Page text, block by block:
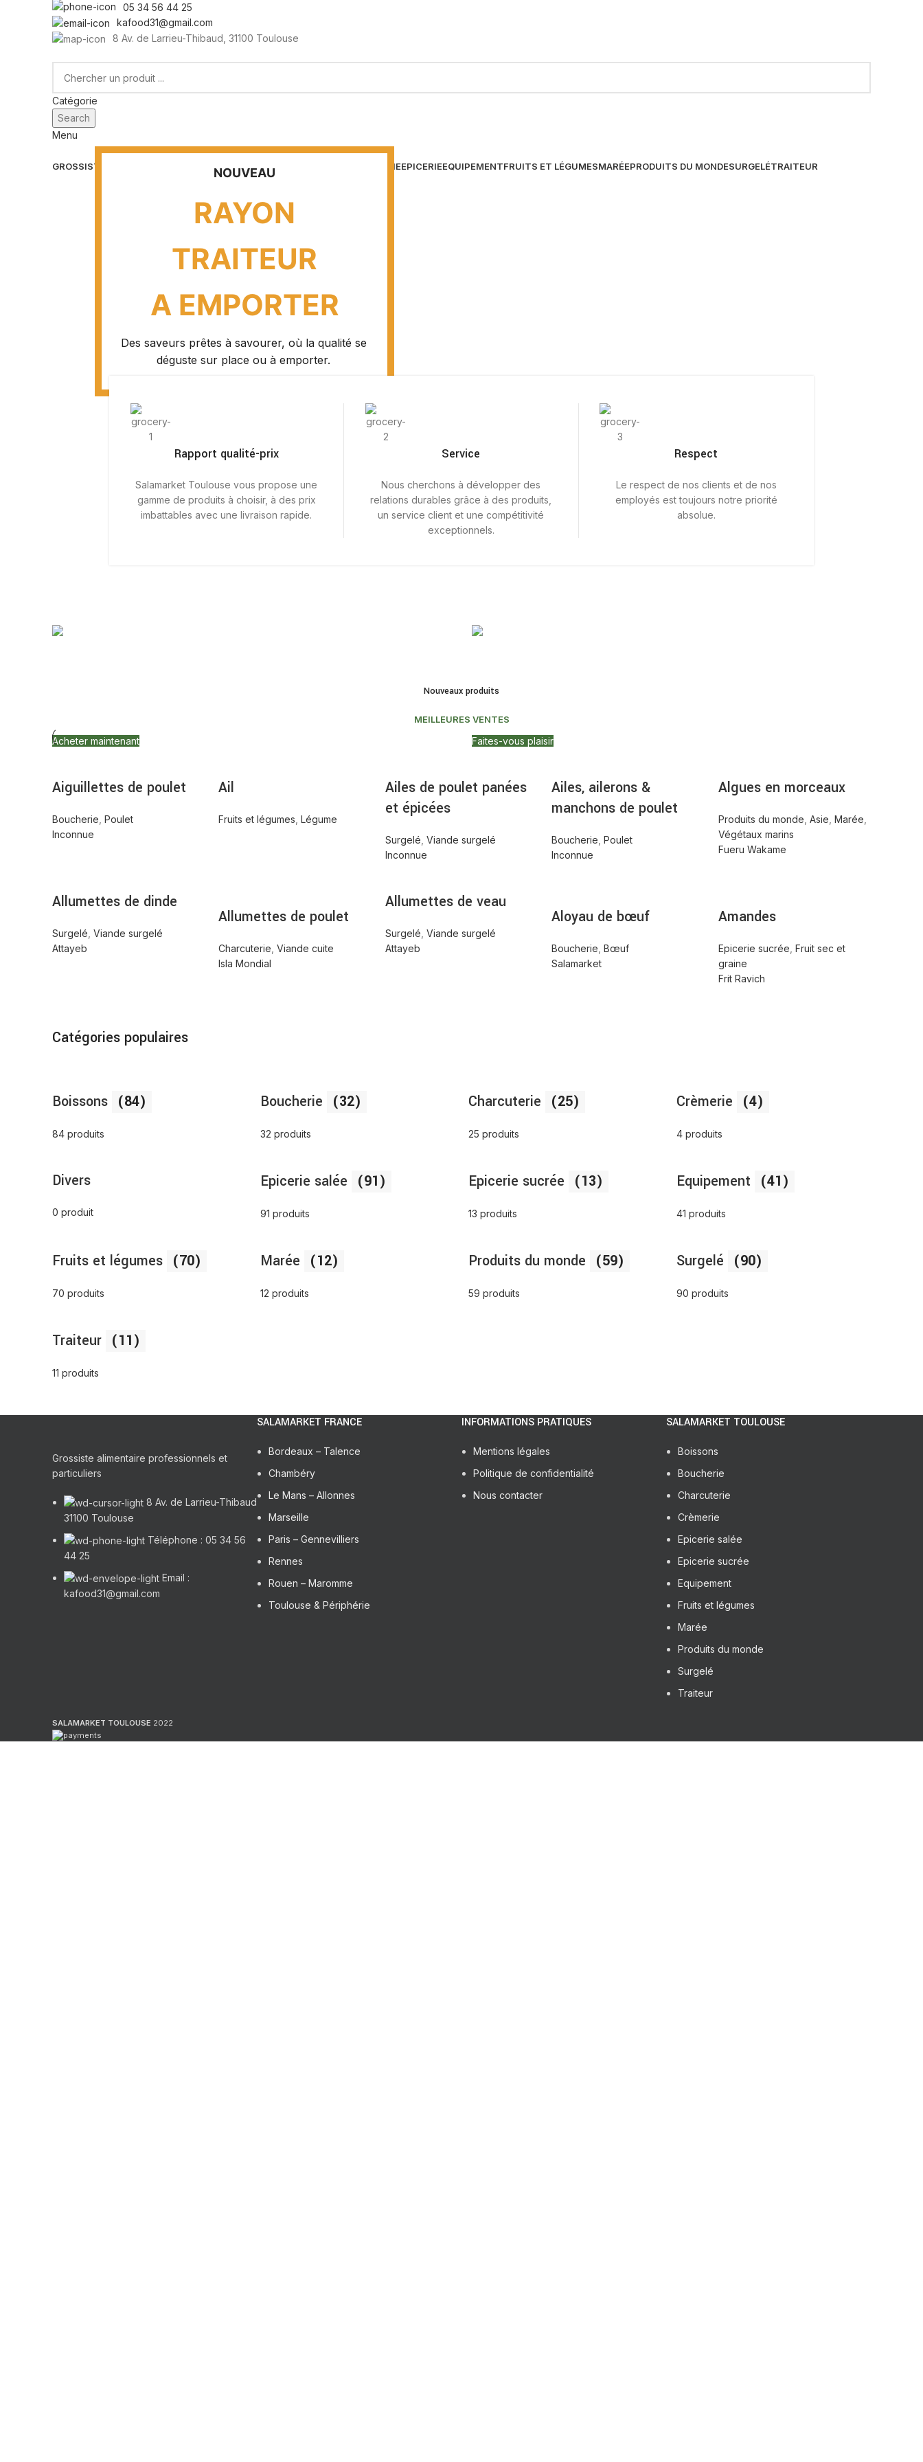
05 34 56 44 25
kafood31@gmail.com
8 Av. de Larrieu-Thibaud, 31100 Toulouse
Catégorie
Search
Menu
GROSSISTE PROFESSIONEL BOUCHERIE – CHARCUTERIE CRÈMERIEEPICERIEEQUIPEMENTFRUITS ET LÉGUMESMARÉEPRODUITS DU MONDESURGELÉTRAITEUR
NOUVEAU
RAYON
TRAITEUR
A EMPORTER
Des saveurs prêtes à savourer, où la qualité se
déguste sur place ou à emporter.
Rapport qualité-prix
Salamarket Toulouse vous propose une
gamme de produits à choisir, à des prix
imbattables avec une livraison rapide.
Service
Nous cherchons à développer des
relations durables grâce à des produits,
un service client et une compétitivité
exceptionnels.
Respect
Le respect de nos clients et de nos
employés est toujours notre priorité
absolue.
Acheter maintenant
Les frites se marient parfaitement avec
le reste !
Faites-vous plaisir
Nouveaux produits
MEILLEURES VENTES
Aiguillettes de poulet
Boucherie Poulet
Inconnue
Ail
Fruits et légumes ,Légume
Ailes de poulet panées
et épicées
Surgelé Viande surgelé
Inconnue
Ailes, ailerons &
manchons de poulet
Boucherie ,Poulet
Inconnue
Algues en morceaux
Produits du monde Asie Marée
Végétaux marins
Fueru Wakame
Allumettes de dinde
Surgelé Viande surgelé
Attayeb
Allumettes de poulet
Charcuterie ,Viande cuite
Isla Mondial
Allumettes de veau
Surgelé Viande surgelé
Attayeb
Aloyau de bœuf
Boucherie ,Bœuf
Salamarket
Amandes
Epicerie sucrée Fruit sec et
graine
Frit Ravich
Catégories populaires
Boissons (84)
84 produits
Boucherie (32)
32 produits
Charcuterie (25)
25 produits
Crèmerie (4)
4 produits
Divers
0 produit
Epicerie salée (91)
91 produits
Epicerie sucrée (13)
13 produits
Equipement (41)
41 produits
Fruits et légumes (70)
70 produits
Marée (12)
12 produits
Produits du monde (59)
59 produits
Surgelé (90)
90 produits
Traiteur (11)
11 produits
Grossiste alimentaire professionnels et
particuliers
8 Av. de Larrieu-Thibaud
31100 Toulouse
Téléphone : 05 34 56
44 25
Email :
kafood31@gmail.com
SALAMARKET FRANCE
Bordeaux – Talence
Chambéry
Le Mans – Allonnes
Marseille
Paris – Gennevilliers
Rennes
Rouen – Maromme
Toulouse & Périphérie
INFORMATIONS PRATIQUES
Mentions légales
Politique de confidentialité
Nous contacter
SALAMARKET TOULOUSE
Boissons
Boucherie
Charcuterie
Crèmerie
Epicerie salée
Epicerie sucrée
Equipement
Fruits et légumes
Marée
Produits du monde
Surgelé
Traiteur
SALAMARKET TOULOUSE 2022